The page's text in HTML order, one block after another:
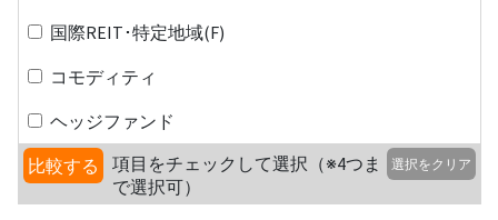
国際REIT･特定地域(F)
コモディティ
ヘッジファンド
比較する
項目をチェックして選択（※4つま
で選択可）
選択をクリア